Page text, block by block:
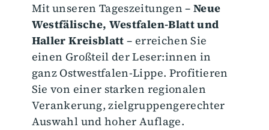
Mit unseren Tageszeitungen –Neue
Westfälische, Westfalen-Blatt und
Haller Kreisblatt – erreichen Sie
einen Großteil der Leser:innen in
ganz Ostwestfalen-Lippe. Profitieren
Sie von einer starken regionalen
Verankerung, zielgruppengerechter
Auswahl und hoher Auflage.